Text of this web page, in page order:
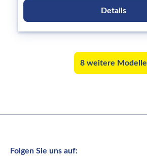
Details
8 weitere Modelle
Folgen Sie uns auf: